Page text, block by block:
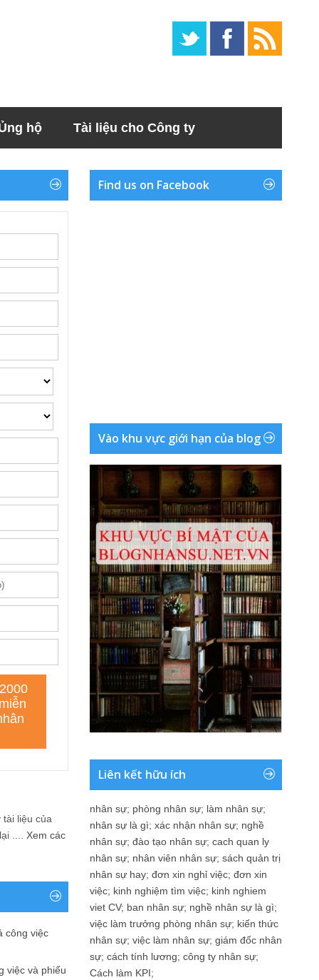
hộ Tài liệu cho Công ty
liệu của
.... Xem các
công việc
việc và phiếu
Find us on Facebook
Vào khu vực giới hạn của blog
Liên kết hữu ích
nhân sự; phòng nhân sự; làm nhân sự;
nhân sự là gì; xác nhận nhân sự; nghề
nhân sự; đào tạo nhân sự; cach quan ly
nhân sự; nhân viên nhân sự; sách quản trị
nhân sự hay; đơn xin nghỉ việc; đơn xin
việc; kinh nghiệm tìm việc; kinh nghiem
viet CV; ban nhân sự; nghề nhân sự là gì;
việc làm trưởng phòng nhân sự; kiến thức
nhân sự; việc làm nhân sự; giám đốc nhân
sự; cách tính lương; công ty nhân sự;
Cách làm KPI;